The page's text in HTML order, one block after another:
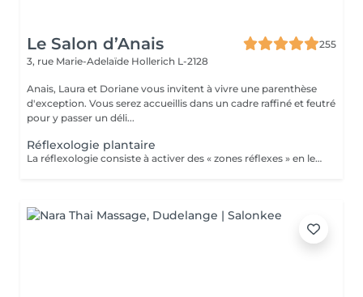
Le Salon d’Anais
255
3, rue Marie-Adelaïde Hollerich L-2128
Anais, Laura et Doriane vous invitent à vivre une parenthèse
d'exception. Vous serez accueillis dans un cadre raffiné et feutré
pour y passer un déli...
Réflexologie plantaire
La réflexologie consiste à activer des « zones réflexes » en les massant du bout du doigt. Afin de soulager des douleurs à distance et rééquilibrer diverses fonctions vitales. Dans le cas de la réflexologie plantaire, ces fameuses zones sont situées au niveau des pieds. Les réflexologues considèrent qu'elles sont toutes associées à un organe, une partie du corps ou encore à une glande précise. La carte de réflexologie plantaire est vraiment très détaillée !